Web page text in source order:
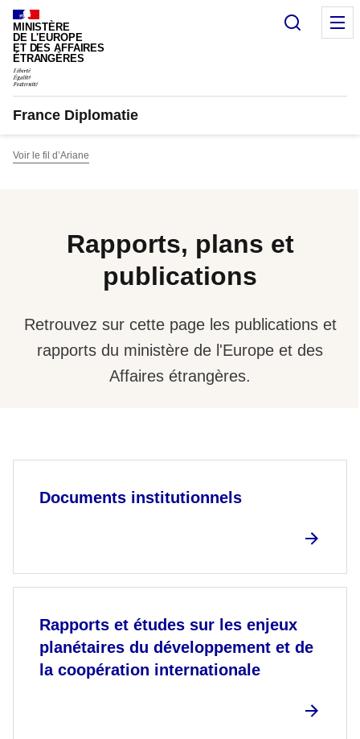
Panneau de gestion des cookies
MINISTÈRE
DE L'EUROPE
ET DES AFFAIRES
ÉTRANGÈRES
France Diplomatie
Voir le fil d’Ariane
Rapports, plans et
publications
Retrouvez sur cette page les publications et
rapports du ministère de l'Europe et des
Affaires étrangères.
Documents institutionnels
Rapports et études sur les enjeux
planétaires du développement et de
la coopération internationale